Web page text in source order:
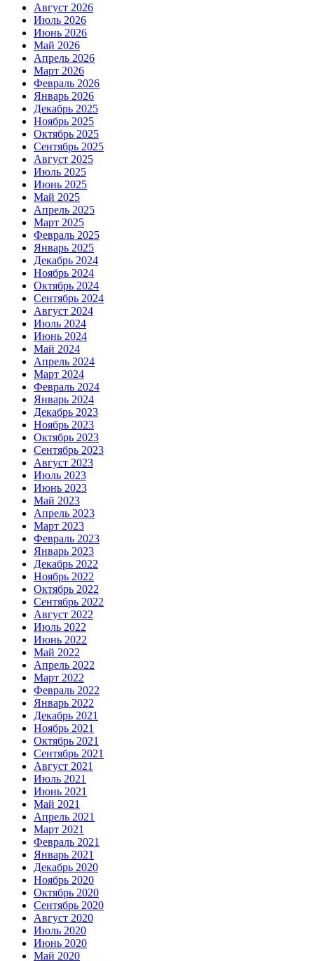
Август 2026
Июль 2026
Июнь 2026
Май 2026
Апрель 2026
Март 2026
Февраль 2026
Январь 2026
Декабрь 2025
Ноябрь 2025
Октябрь 2025
Сентябрь 2025
Август 2025
Июль 2025
Июнь 2025
Май 2025
Апрель 2025
Март 2025
Февраль 2025
Январь 2025
Декабрь 2024
Ноябрь 2024
Октябрь 2024
Сентябрь 2024
Август 2024
Июль 2024
Июнь 2024
Май 2024
Апрель 2024
Март 2024
Февраль 2024
Январь 2024
Декабрь 2023
Ноябрь 2023
Октябрь 2023
Сентябрь 2023
Август 2023
Июль 2023
Июнь 2023
Май 2023
Апрель 2023
Март 2023
Февраль 2023
Январь 2023
Декабрь 2022
Ноябрь 2022
Октябрь 2022
Сентябрь 2022
Август 2022
Июль 2022
Июнь 2022
Май 2022
Апрель 2022
Март 2022
Февраль 2022
Январь 2022
Декабрь 2021
Ноябрь 2021
Октябрь 2021
Сентябрь 2021
Август 2021
Июль 2021
Июнь 2021
Май 2021
Апрель 2021
Март 2021
Февраль 2021
Январь 2021
Декабрь 2020
Ноябрь 2020
Октябрь 2020
Сентябрь 2020
Август 2020
Июль 2020
Июнь 2020
Май 2020